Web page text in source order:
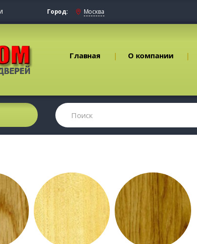
Город: Москва
Главная О компании